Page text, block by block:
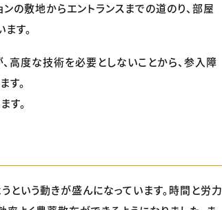
の敷地からエントランスまでの道のり、部屋
す。
高度な技術を必要としないことから、参入障
す。
す。
いう動きが盛んになっています。時間と労力